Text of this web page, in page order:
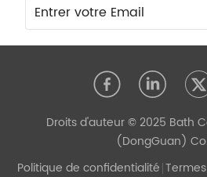
Droits d'auteur © 2025 Bath
(DongGuan)
Politique de confidentialité